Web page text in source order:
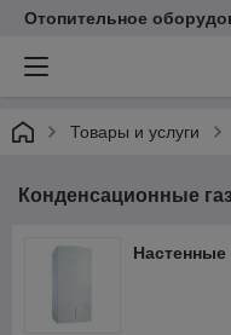
Отопительное
Товары и услуги
Конденсационные